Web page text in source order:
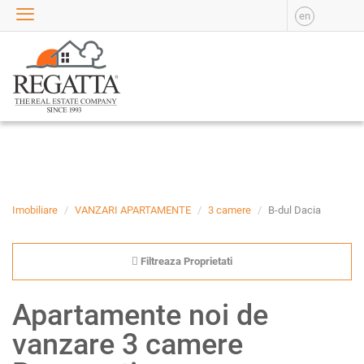
en
Imobiliare VANZARI APARTAMENTE 3 camere B-dul Dacia
Filtreaza Proprietati
Apartamente noi de
vanzare 3 camere
VANZARE
APARTAMENTE DE
VANZARE
APARTAMENTE NOI DE
VANZARE
VANZARE
TERENURI DE VANZARE
APARTAMENTE DE
INCHIRIAT